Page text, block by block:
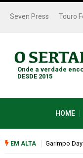
Seven Press Touro
Onde a verdade
DESDE 2015
HOME
EM ALTA Bugonia